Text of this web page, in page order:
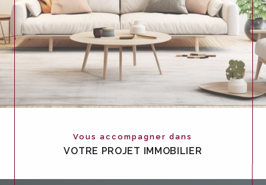
Vous accompagner dans
VOTRE PROJET IMMOBILIER